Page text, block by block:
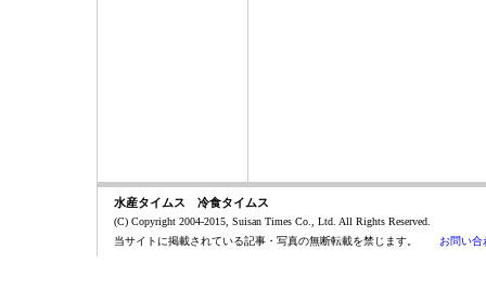
水産タイムス 冷食タイムス
(C) Copyright 2004-2015, Suisan Times Co., Ltd. All Rights Reserved.
当サイトに掲載されている記事・写真の無断転載を禁じます。 お問い合